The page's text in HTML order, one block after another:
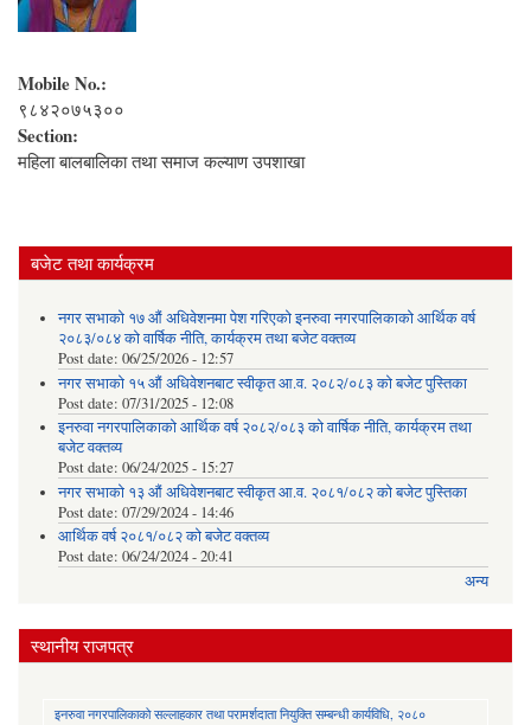
Mobile No.:
९८४२०७५३००
Section:
महिला बालबालिका तथा समाज कल्याण उपशाखा
बजेट तथा कार्यक्रम
नगर सभाको १७ औं अधिवेशनमा पेश गरिएको इनरुवा नगरपालिकाको आर्थिक वर्ष
२०८३/०८४ को वार्षिक नीति, कार्यक्रम तथा बजेट वक्तव्य
Post date: 06/25/2026 - 12:57
नगर सभाको १५ औं अधिवेशनबाट स्वीकृत आ.व. २०८२/०८३ को बजेट पुस्तिका
Post date: 07/31/2025 - 12:08
इनरुवा नगरपालिकाको आर्थिक वर्ष २०८२/०८३ को वार्षिक नीति, कार्यक्रम तथा
बजेट वक्तव्य
Post date: 06/24/2025 - 15:27
नगर सभाको १३ औं अधिवेशनबाट स्वीकृत आ.व. २०८१/०८२ को बजेट पुस्तिका
Post date: 07/29/2024 - 14:46
आर्थिक वर्ष २०८१/०८२ को बजेट वक्तव्य
Post date: 06/24/2024 - 20:41
अन्य
स्थानीय राजपत्र
इनरुवा नगरपालिकाको सल्लाहकार तथा परामर्शदाता नियुक्ति सम्बन्धी कार्यविधि, २०८०